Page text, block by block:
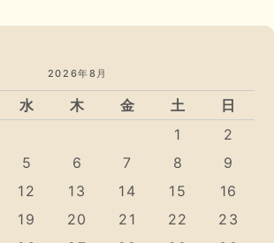
2026年8月
水 木 金 土
日
1
2
5 6 7 8
9
12 13 14 15
16
19 20 21 22
23